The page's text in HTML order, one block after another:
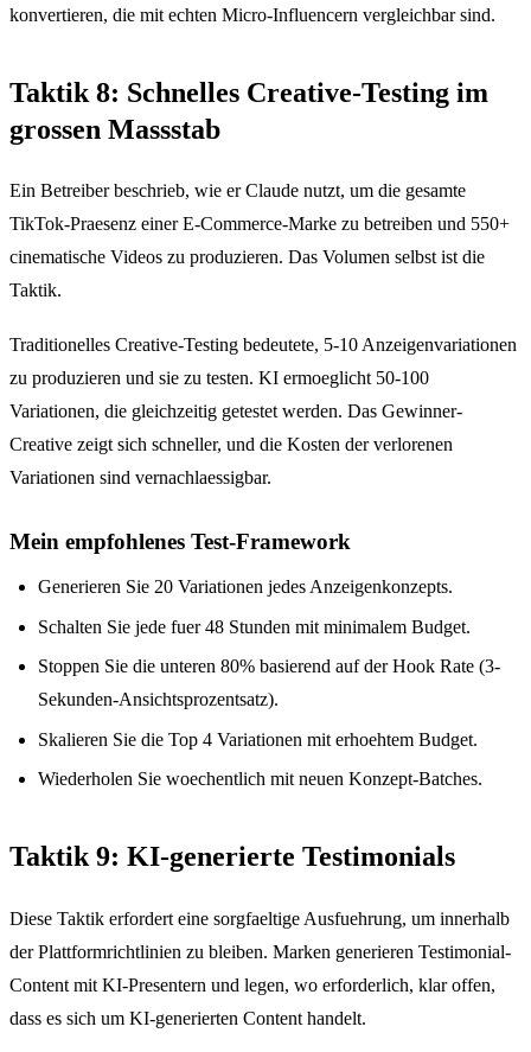
konvertieren, die mit echten Micro-Influencern vergleichbar sind.
Taktik 8: Schnelles Creative-Testing im
grossen Massstab
Ein Betreiber beschrieb, wie er Claude nutzt, um die gesamte
TikTok-Praesenz einer E-Commerce-Marke zu betreiben und 550+
cinematische Videos zu produzieren. Das Volumen selbst ist die
Taktik.
Traditionelles Creative-Testing bedeutete, 5-10 Anzeigenvariationen
zu produzieren und sie zu testen. KI ermoeglicht 50-100
Variationen, die gleichzeitig getestet werden. Das Gewinner-
Creative zeigt sich schneller, und die Kosten der verlorenen
Variationen sind vernachlaessigbar.
Mein empfohlenes Test-Framework
Generieren Sie 20 Variationen jedes Anzeigenkonzepts.
Schalten Sie jede fuer 48 Stunden mit minimalem Budget.
Stoppen Sie die unteren 80% basierend auf der Hook Rate (3-
Sekunden-Ansichtsprozentsatz).
Skalieren Sie die Top 4 Variationen mit erhoehtem Budget.
Wiederholen Sie woechentlich mit neuen Konzept-Batches.
Taktik 9: KI-generierte Testimonials
Diese Taktik erfordert eine sorgfaeltige Ausfuehrung, um innerhalb
der Plattformrichtlinien zu bleiben. Marken generieren Testimonial-
Content mit KI-Presentern und legen, wo erforderlich, klar offen,
dass es sich um KI-generierten Content handelt.